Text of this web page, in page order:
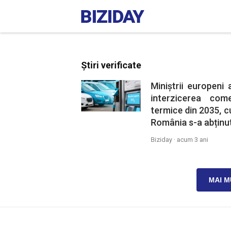
Știri verificate
Miniștrii europeni
interzicerea
termice din 2035,
România s-a
Biziday · acum 3 ani
MAI